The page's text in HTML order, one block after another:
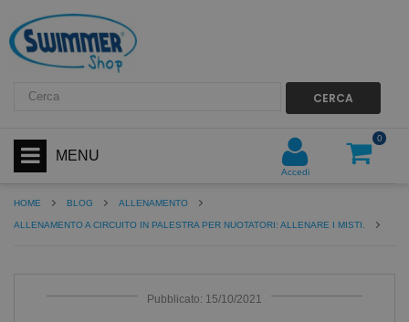
CERCA
MENU
0
Accedi
HOME BLOG ALLENAMENTO
ALLENAMENTO A CIRCUITO IN PALESTRA PER NUOTATORI: ALLENARE I MISTI.
Pubblicato: 15/10/2021